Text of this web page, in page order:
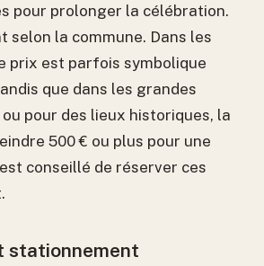
pour prolonger la célébration.
selon la commune. Dans les
prix est parfois symbolique
que dans les grandes
pour des lieux historiques, la
500 € ou plus pour une
conseillé de réserver ces
stationnement